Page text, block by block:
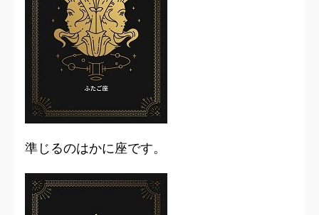
準じるのはかに座です。